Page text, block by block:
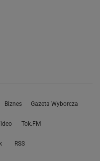
Biznes Gazeta Wyborcza
Tok.FM
RSS